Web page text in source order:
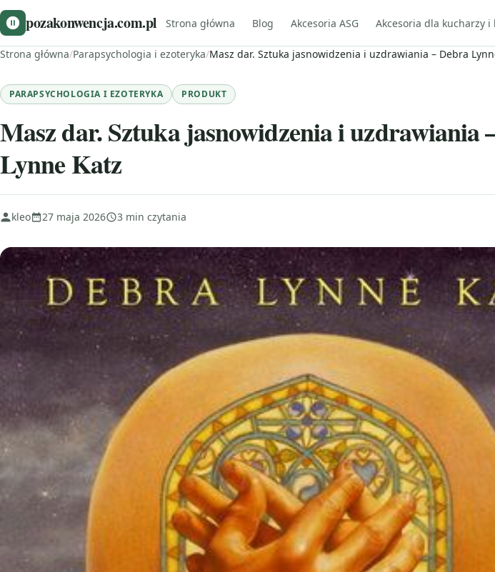
pozakonwencja.com.pl Strona główna Blog Akcesoria ASG Akcesoria dla kucharzy
Strona główna/Parapsychologia i ezoteryka/Masz dar. Sztuka jasnowidzenia i uzdrawiania – Debra
PARAPSYCHOLOGIA I EZOTERYKA PRODUKT
Masz dar. Sztuka jasnowidzenia i uzdrawiania
Lynne Katz
kleo 27 maja 2026 3 min czytania